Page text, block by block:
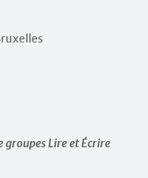
groupes Lire et Écrire